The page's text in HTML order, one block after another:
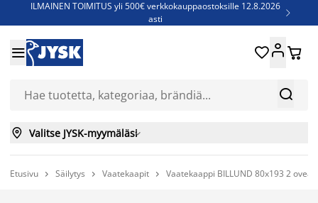
ILMAINEN TOIMITUS yli 500€ verkkokauppaostoksille 12.8.2026
asti

Jenkkisänkyjä - Säästä jopa 60%


 
 Valitse JYSK-myymäläsi
Etusivu  Säilytys  Vaatekaapit  Vaatekaappi BILLUND 80x193 2 ovea